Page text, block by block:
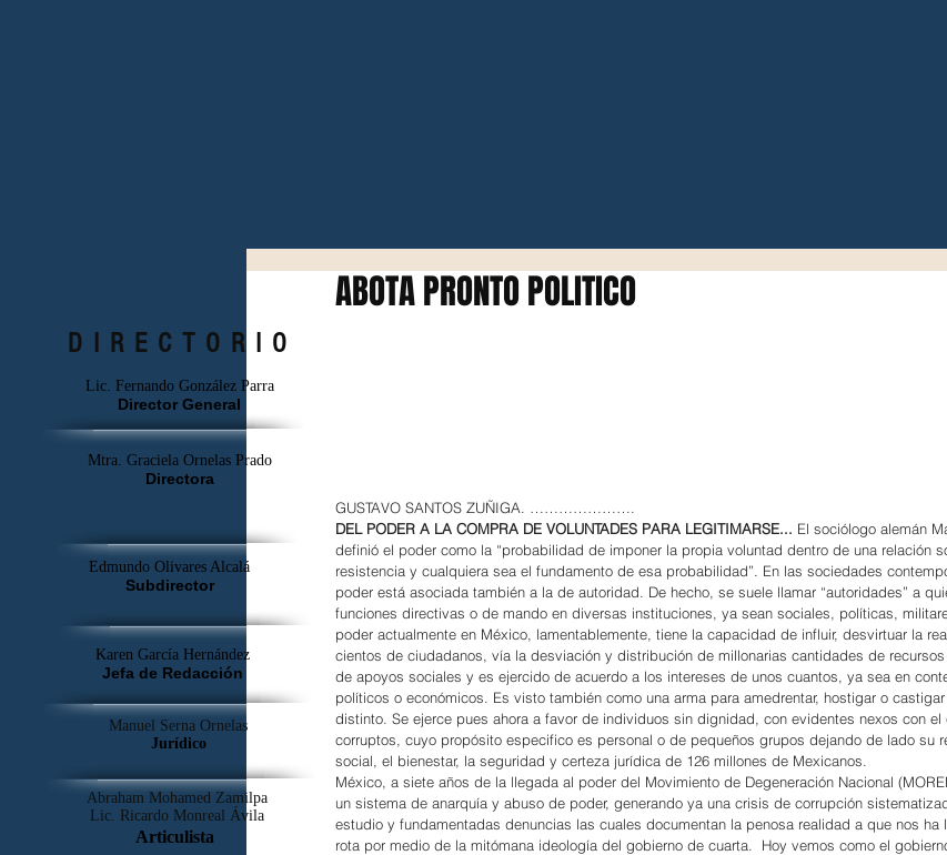
ABOTA PRONTO POLITICO
GUSTAVO SANTOS ZUÑIGA. ………………….
DEL PODER A LA COMPRA DE VOLUNTADES PARA LEGITIMARSE... El sociólogo alemán
definió el poder como la “probabilidad de imponer la propia voluntad dentro de una relación
resistencia y cualquiera sea el fundamento de esa probabilidad”. En las sociedades
poder está asociada también a la de autoridad. De hecho, se suele llamar “autoridades” a
funciones directivas o de mando en diversas instituciones, ya sean sociales, políticas,
poder actualmente en México, lamentablemente, tiene la capacidad de influir, desvirtuar la
cientos de ciudadanos, vía la desviación y distribución de millonarias cantidades de
de apoyos sociales y es ejercido de acuerdo a los intereses de unos cuantos, ya sea en
políticos o económicos. Es visto también como una arma para amedrentar, hostigar o
distinto. Se ejerce pues ahora a favor de individuos sin dignidad, con evidentes nexos con el
corruptos, cuyo propósito especifico es personal o de pequeños grupos dejando de lado su
social, el bienestar, la seguridad y certeza jurídica de 126 millones de Mexicanos.
México, a siete años de la llegada al poder del Movimiento de Degeneración Nacional
un sistema de anarquía y abuso de poder, generando ya una crisis de corrupción
estudio y fundamentadas denuncias las cuales documentan la penosa realidad a que nos ha
rota por medio de la mitómana ideología del gobierno de cuarta.  Hoy vemos como el
DIRECTORIO
Lic. Fernando González Parra
Director General
Mtra. Graciela Ornelas Prado
Directora
Edmundo Olivares Alcalá
Subdirector
Karen García Hernández
Jefa de Redacción
Manuel Serna Ornelas
Jurídico
Abraham Mohamed Zamilpa
Lic. Ricardo Monreal Ávila
Articulista